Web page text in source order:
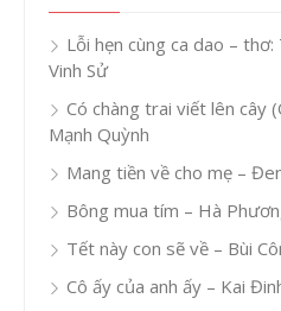
Lỗi hẹn cùng ca dao – thơ:
Vinh Sử
Có chàng trai viết lên cây
Mạnh Quỳnh
Mang tiền về cho mẹ –
Bông mua tím – Hà
Tết này con sẽ về – Bùi
Cô ấy của anh ấy – Kai